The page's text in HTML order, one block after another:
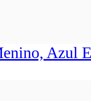
Azul